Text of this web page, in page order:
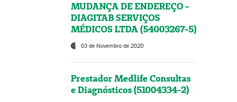
MUDANÇA DE ENDEREÇO -
DIAGITAB SERVIÇOS
MÉDICOS LTDA (54003267-5)
03 de Novembro de 2020
Prestador Medlife Consultas
e Diagnósticos (51004334-2)